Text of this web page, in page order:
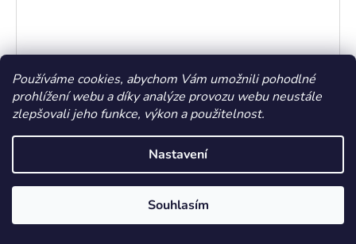
Používáme cookies, abychom Vám umožnili pohodlné
prohlížení webu a díky analýze provozu webu neustále
zlepšovali jeho funkce, výkon a použitelnost.
Nastavení
Souhlasím
Brýle zvětšovací s LED osvětlením
Momentálně nedostupné